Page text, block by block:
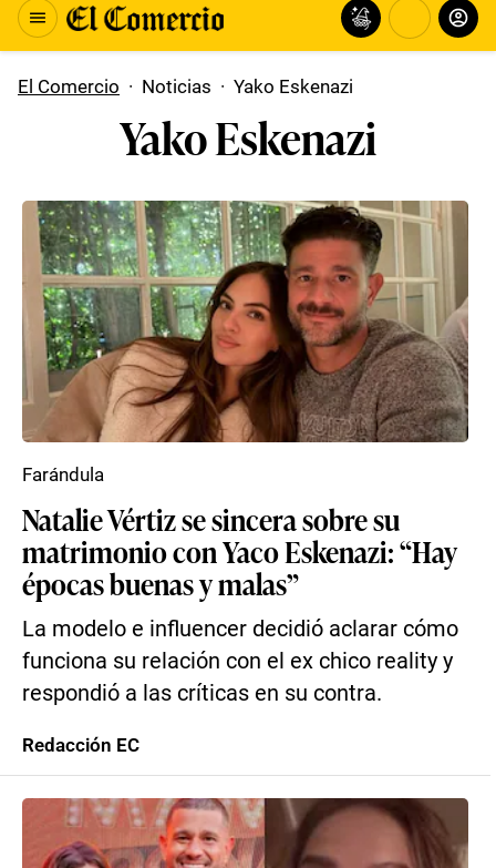
El Comercio · Noticias · Yako Eskenazi
Yako Eskenazi
Natalie Vértiz se sincera sobre su
matrimonio con Yaco Eskenazi: “Hay
épocas buenas y malas”
La modelo e influencer decidió aclarar cómo
funciona su relación con el ex chico reality y
respondió a las críticas en su contra.
Farándula
Redacción EC